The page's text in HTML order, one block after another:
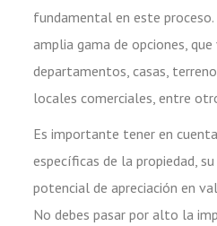
fundamental en este proceso.
amplia gama de opciones, que
departamentos, casas,
locales comerciales, entre
Es importante tener en
específicas de la propiedad,
potencial de apreciación en
No debes pasar por alto la